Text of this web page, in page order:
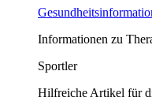
Informationen zu
Sportler
Hilfreiche Artikel für